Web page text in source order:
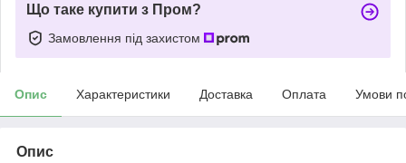
Що таке купити з Пром?
Замовлення під захистом
Опис Характеристики Доставка Оплата Умови
Опис